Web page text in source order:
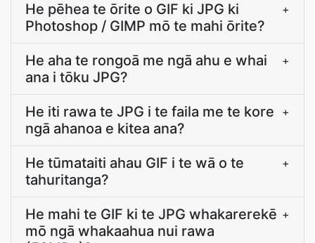
He pēhea te ōrite o GIF ki JPG ki
Photoshop / GIMP mō te mahi ōrite?
+
He aha te rongoā me ngā ahu e whai
ana i tōku JPG?
+
He iti rawa te JPG i te faila me te kore
ngā ahanoa e kitea ana?
+
He tūmataiti ahau GIF i te wā o te
tahuritanga?
+
He mahi te GIF ki te JPG whakarerekē
mō ngā whakaahua nui rawa
+